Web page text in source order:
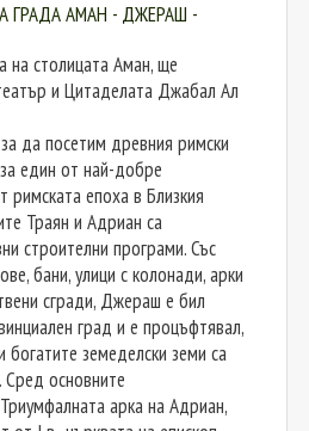
ГРАДА АМАН - ДЖЕРАШ -
на столицата Аман, ще
и Цитаделата Джабал Ал
да посетим древния римски
един от най-добре
римската епоха в Близкия
Траян и Адриан са
строителни програми. Със
бани, улици с колонади, арки
сгради, Джераш е бил
град и е процъфтявал,
богатите земеделски земи са
Сред основните
арка на Адриан,